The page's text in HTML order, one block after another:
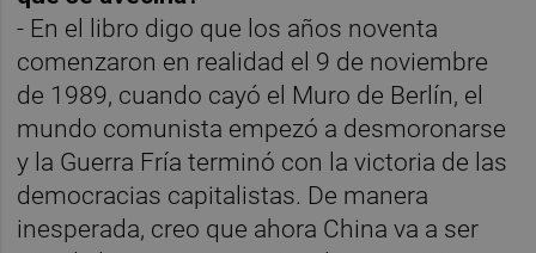
- En el libro digo que los años noventa
comenzaron en realidad el 9 de noviembre
de 1989, cuando cayó el Muro de Berlín, el
mundo comunista empezó a desmoronarse
y la Guerra Fría terminó con la victoria de las
democracias capitalistas. De manera
inesperada, creo que ahora China va a ser